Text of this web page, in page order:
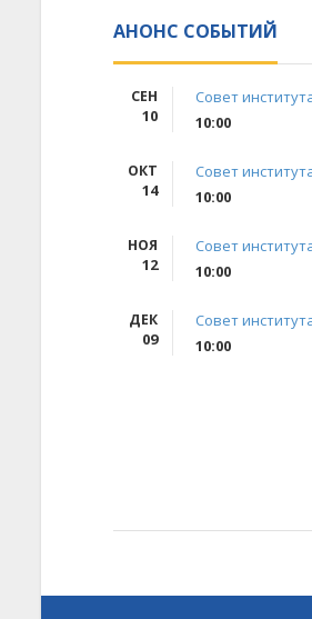
АНОНС СОБЫТИЙ
СЕН
10
Совет
10:00
ОКТ
14
Совет
10:00
НОЯ
12
Совет
10:00
ДЕК
09
Совет
10:00